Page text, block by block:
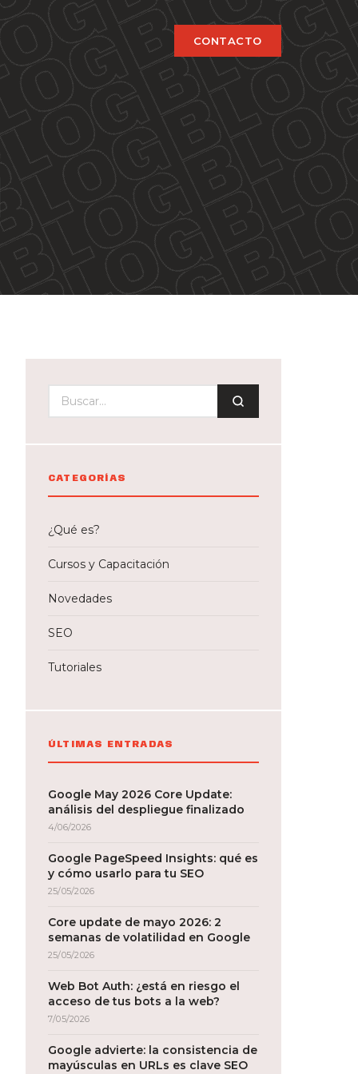
CONTACTO
CATEGORÍAS
¿Qué es?
Cursos y Capacitación
Novedades
SEO
Tutoriales
ÚLTIMAS ENTRADAS
Google May 2026 Core Update:
análisis del despliegue finalizado
4/06/2026
Google PageSpeed Insights: qué es
y cómo usarlo para tu SEO
25/05/2026
Core update de mayo 2026: 2
semanas de volatilidad en Google
25/05/2026
Web Bot Auth: ¿está en riesgo el
acceso de tus bots a la web?
7/05/2026
Google advierte: la consistencia de
mayúsculas en URLs es clave SEO